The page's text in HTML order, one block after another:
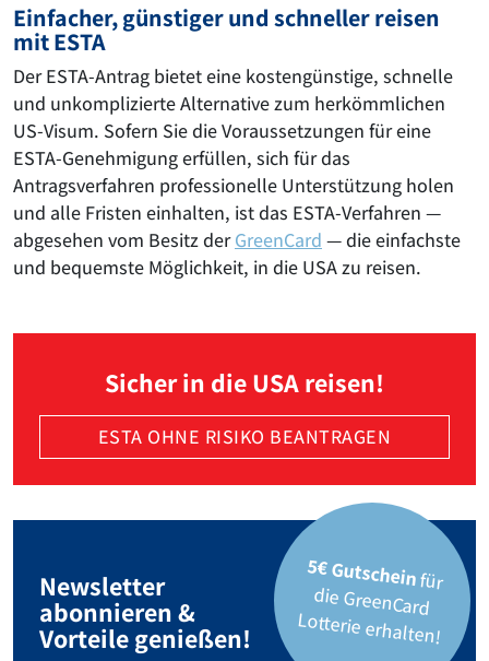
Einfacher, günstiger und schneller reisen
mit ESTA
Der ESTA-Antrag bietet eine kostengünstige, schnelle
und unkomplizierte Alternative zum herkömmlichen
US-Visum. Sofern Sie die Voraussetzungen für eine
ESTA-Genehmigung erfüllen, sich für das
Antragsverfahren professionelle Unterstützung holen
und alle Fristen einhalten, ist das ESTA-Verfahren —
abgesehen vom Besitz derGreenCard — die einfachste
und bequemste Möglichkeit, in die USA zu reisen.
Sicher in die USA reisen!
ESTA OHNE RISIKO BEANTRAGEN
Newsletter
abonnieren &
Vorteile genießen!
5€ Gutscheinfür
die GreenCard
Lotterie erhalten!